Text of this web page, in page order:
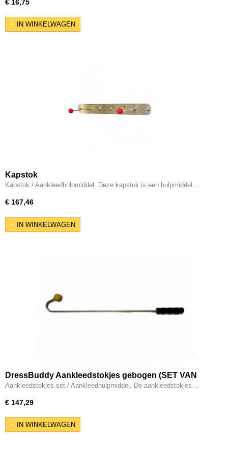
€ 16,75
IN WINKELWAGEN
Kapstok
Kapstok / Aankleedhulpmiddel. Deze kapstok is een hulpmiddel…
€ 167,46
IN WINKELWAGEN
DressBuddy Aankleedstokjes gebogen (SET VAN
TWEE)
Aankleedstokjes set / Aankleedhulpmiddel. De aankleedstokjes…
€ 147,29
IN WINKELWAGEN